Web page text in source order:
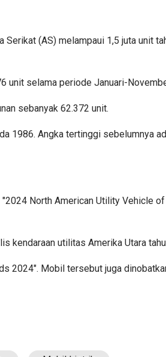
(AS) melampaui 1,5 juta unit
unit selama periode Januari-
sebanyak 62.372 unit.
1986. Angka tertinggi sebelumnya
North American Utility Vehicle
kendaraan utilitas Amerika Utara
2024". Mobil tersebut juga